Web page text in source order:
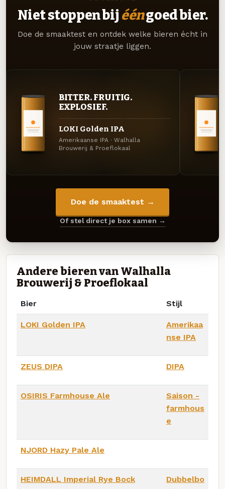
Niet stoppen bij ééngoed bier.
Doe de smaaktest en ontdek welke bieren écht in
jouw straatje liggen.
BITTER. FRUITIG.
EXPLOSIEF.
LOKI Golden IPA
Amerikaanse IPA · Walhalla
Brouwerij & Proeflokaal
Doe de smaaktest →
Of stel direct je box samen →
Andere bieren van Walhalla
Brouwerij & Proeflokaal
Bier Stijl
LOKI Golden IPA
Amerikaa
nse IPA
ZEUS DIPA DIPA
OSIRIS Farmhouse Ale
Saison -
farmhous
e
NJORD Hazy Pale Ale
HEIMDALL Imperial Rye Bock
Dubbelbo